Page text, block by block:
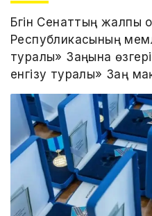
Бүгін Сенаттың
Республикасының
туралы» Заңына
енгізу туралы» Заң